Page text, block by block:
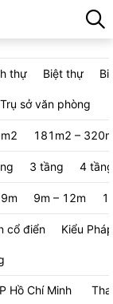
thự Biệt thự
Trụ sở văn phòng
181m2 –
3 tầng 4 tầng
9m – 12m
cổ điển Kiểu Pháp
Hồ Chí Minh